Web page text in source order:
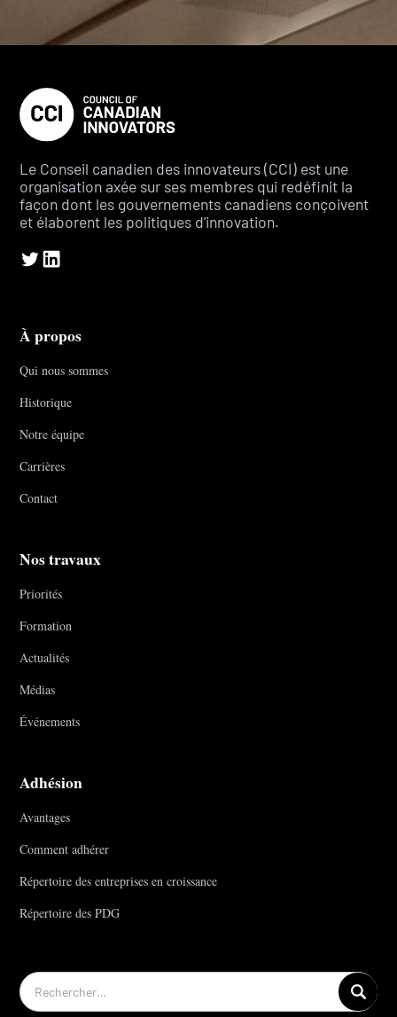
Le Conseil canadien des innovateurs (CCI) est une
organisation axée sur ses membres qui redéfinit la
façon dont les gouvernements canadiens conçoivent
et élaborent les politiques d'innovation.
À propos
Qui nous sommes
Historique
Notre équipe
Carrières
Contact
Nos travaux
Priorités
Formation
Actualités
Médias
Événements
Adhésion
Avantages
Comment adhérer
Répertoire des entreprises en croissance
Répertoire des PDG